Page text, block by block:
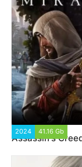
2024 41.16 Gb
Assassin's